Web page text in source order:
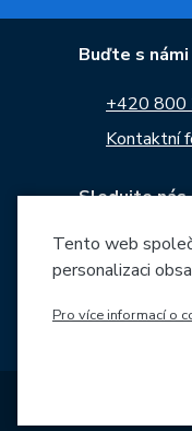
Buďte s
+420 800
Kontaktní
Sledujte nás
Tento web
personalizaci
Pro více informací o